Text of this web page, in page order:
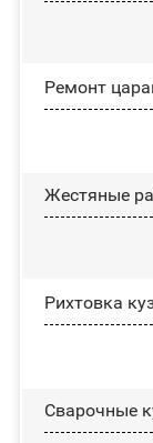
Ремонт
Жестяные
Рихтовка
Сварочные